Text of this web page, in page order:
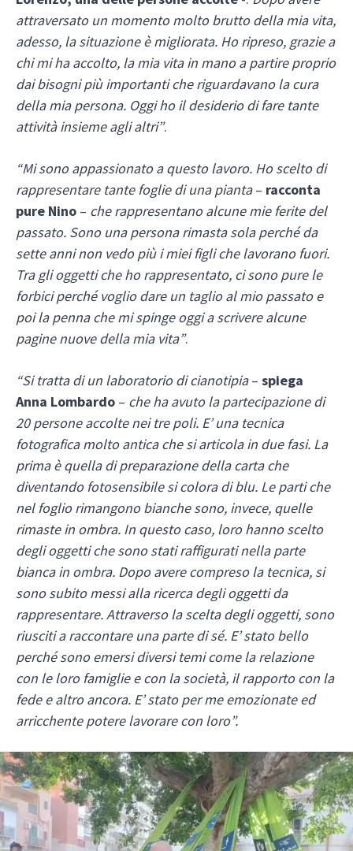
attraversato un momento molto brutto della mia vita,
adesso, la situazione è migliorata. Ho ripreso, grazie a
chi mi ha accolto, la mia vita in mano a partire proprio
dai bisogni più importanti che riguardavano la cura
della mia persona. Oggi ho il desiderio di fare tante
attività insieme agli altri”.
“Mi sono appassionato a questo lavoro. Ho scelto di
rappresentare tante foglie di una pianta– racconta
pure Nino – che rappresentano alcune mie ferite del
passato. Sono una persona rimasta sola perché da
sette anni non vedo più i miei figli che lavorano fuori.
Tra gli oggetti che ho rappresentato, ci sono pure le
forbici perché voglio dare un taglio al mio passato e
poi la penna che mi spinge oggi a scrivere alcune
pagine nuove della mia vita”.
“Si tratta di un laboratorio di cianotipia– spiega
Anna Lombardo – che ha avuto la partecipazione di
20 persone accolte nei tre poli. E’ una tecnica
fotografica molto antica che si articola in due fasi. La
prima è quella di preparazione della carta che
diventando fotosensibile si colora di blu. Le parti che
nel foglio rimangono bianche sono, invece, quelle
rimaste in ombra. In questo caso, loro hanno scelto
degli oggetti che sono stati raffigurati nella parte
bianca in ombra. Dopo avere compreso la tecnica, si
sono subito messi alla ricerca degli oggetti da
rappresentare. Attraverso la scelta degli oggetti, sono
riusciti a raccontare una parte di sé. E’ stato bello
perché sono emersi diversi temi come la relazione
con le loro famiglie e con la società, il rapporto con la
fede e altro ancora. E’ stato per me emozionate ed
arricchente potere lavorare con loro”.